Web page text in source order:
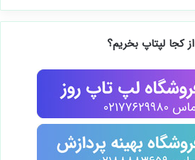
از کجا لپتاپ بخریم؟